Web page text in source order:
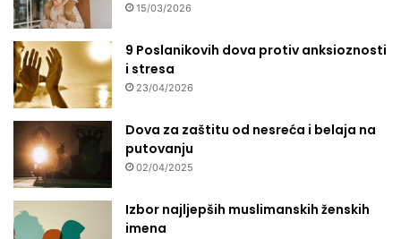
15/03/2026
9 Poslanikovih dova protiv anksioznosti
i stresa
23/04/2026
Dova za zaštitu od nesreća i belaja na
putovanju
02/04/2025
Izbor najljepših muslimanskih ženskih
imena